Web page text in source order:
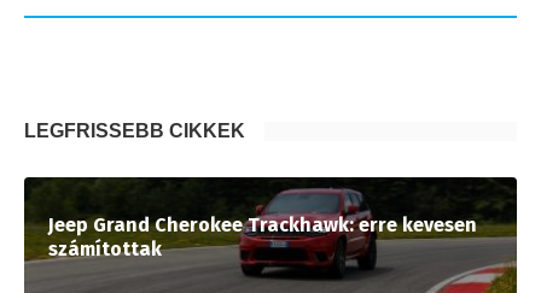
LEGFRISSEBB CIKKEK
Jeep Grand Cherokee Trackhawk: erre kevesen
számítottak